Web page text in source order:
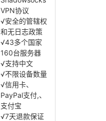
VPN协议
√安全的管辖权
和无日志政策
√43多个国家
160台服务器
√支持中文
√不限设备数量
√信用卡、
PayPal支付,、
支付宝
√7天退款保证